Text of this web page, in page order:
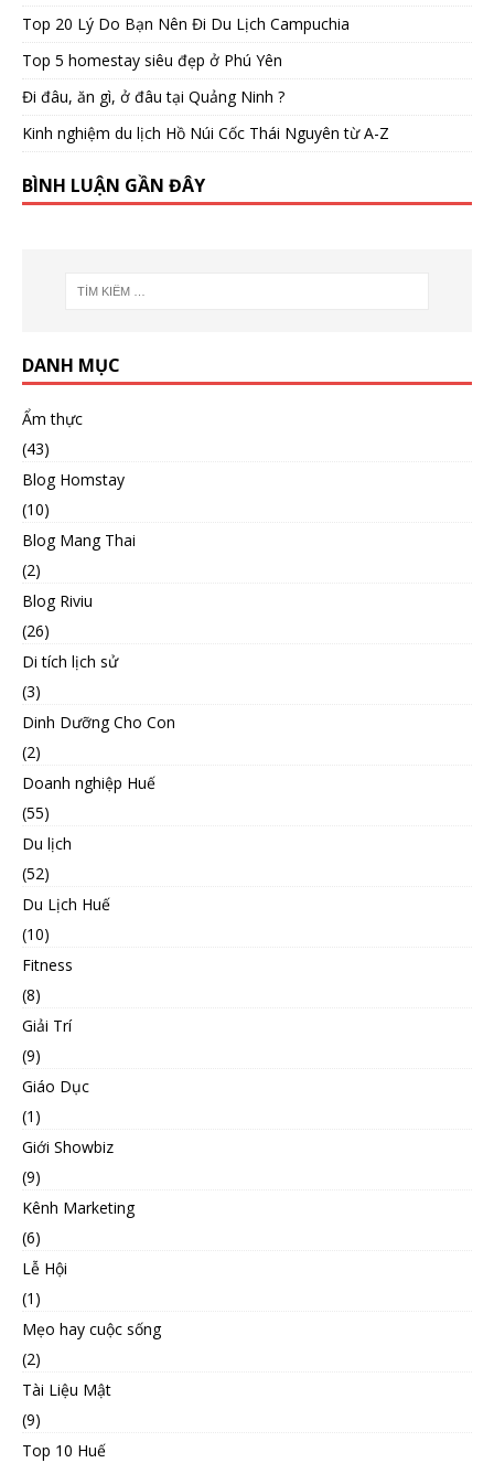
Top 20 Lý Do Bạn Nên Đi Du Lịch Campuchia
Top 5 homestay siêu đẹp ở Phú Yên
Đi đâu, ăn gì, ở đâu tại Quảng Ninh ?
Kinh nghiệm du lịch Hồ Núi Cốc Thái Nguyên từ A-Z
BÌNH LUẬN GẦN ĐÂY
DANH MỤC
Ẩm thực
(43)
Blog Homstay
(10)
Blog Mang Thai
(2)
Blog Riviu
(26)
Di tích lịch sử
(3)
Dinh Dưỡng Cho Con
(2)
Doanh nghiệp Huế
(55)
Du lịch
(52)
Du Lịch Huế
(10)
Fitness
(8)
Giải Trí
(9)
Giáo Dục
(1)
Giới Showbiz
(9)
Kênh Marketing
(6)
Lễ Hội
(1)
Mẹo hay cuộc sống
(2)
Tài Liệu Mật
(9)
Top 10 Huế